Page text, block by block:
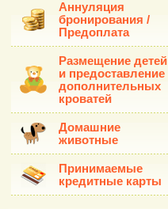
Аннуляция
бронирования /
Предоплата
Размещение детей
и предоставление
дополнительных
кроватей
Домашние
животные
Принимаемые
кредитные карты